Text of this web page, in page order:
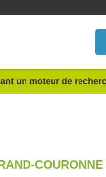
un moteur de
COURONNE